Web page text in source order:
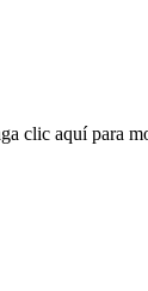
clic aquí para